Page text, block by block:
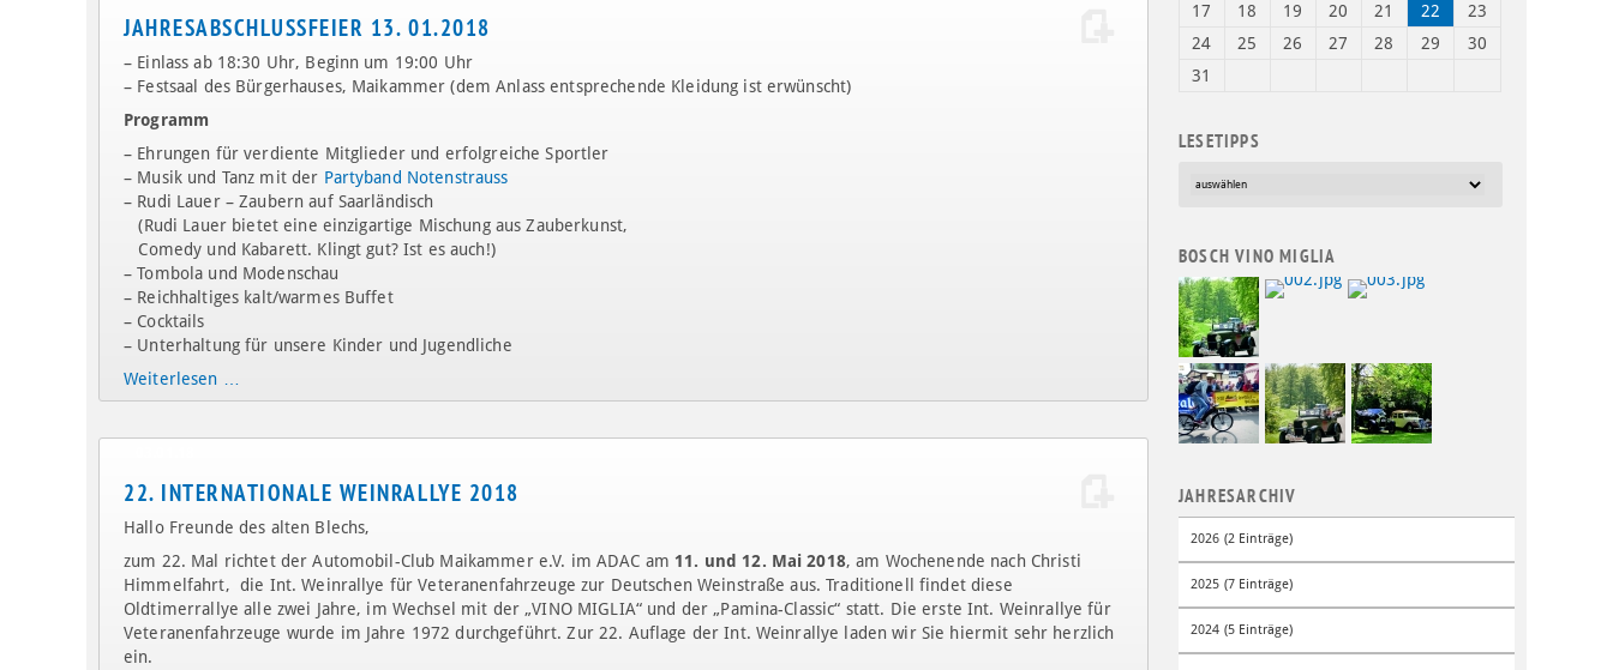
JAHRESABSCHLUSSFEIER 13. 01.2018
– Einlass ab 18:30 Uhr, Beginn um 19:00 Uhr
– Festsaal des Bürgerhauses, Maikammer (dem Anlass entsprechende Kleidung ist erwünscht)
Programm
– Ehrungen für verdiente Mitglieder und erfolgreiche Sportler
– Musik und Tanz mit der Partyband Notenstrauss
– Rudi Lauer – Zaubern auf Saarländisch
(Rudi Lauer bietet eine einzigartige Mischung aus Zauberkunst,
Comedy und Kabarett. Klingt gut? Ist es auch!)
– Tombola und Modenschau
– Reichhaltiges kalt/warmes Buffet
– Cocktails
– Unterhaltung für unsere Kinder und Jugendliche
Weiterlesen …
22. INTERNATIONALE WEINRALLYE 2018
Hallo Freunde des alten Blechs,
zum 22. Mal richtet der Automobil-Club Maikammer e.V. im ADAC am11. und 12. Mai 2018, am Wochen­ende nach Christi
Himmelfahrt, die Int. Weinrallye für Veteranenfahrzeuge zur Deutschen Weinstraße aus. Traditionell findet diese
Oldtimerrallye alle zwei Jahre, im Wechsel mit der „VINO MIGLIA“ und der „Pamina-Classic“ statt. Die erste Int. Weinrallye für
Veteranenfahrzeuge wurde im Jahre 1972 durchgeführt. Zur 22. Auflage der Int. Weinrallye laden wir Sie hiermit sehr herzlich
ein.
17
18 19 20 21 22
23
24
25 26 27 28 29
30
31
LESETIPPS
BOSCH VINO MIGLIA
JAHRESARCHIV
2026 (2 Einträge)
2025 (7 Einträge)
2024 (5 Einträge)